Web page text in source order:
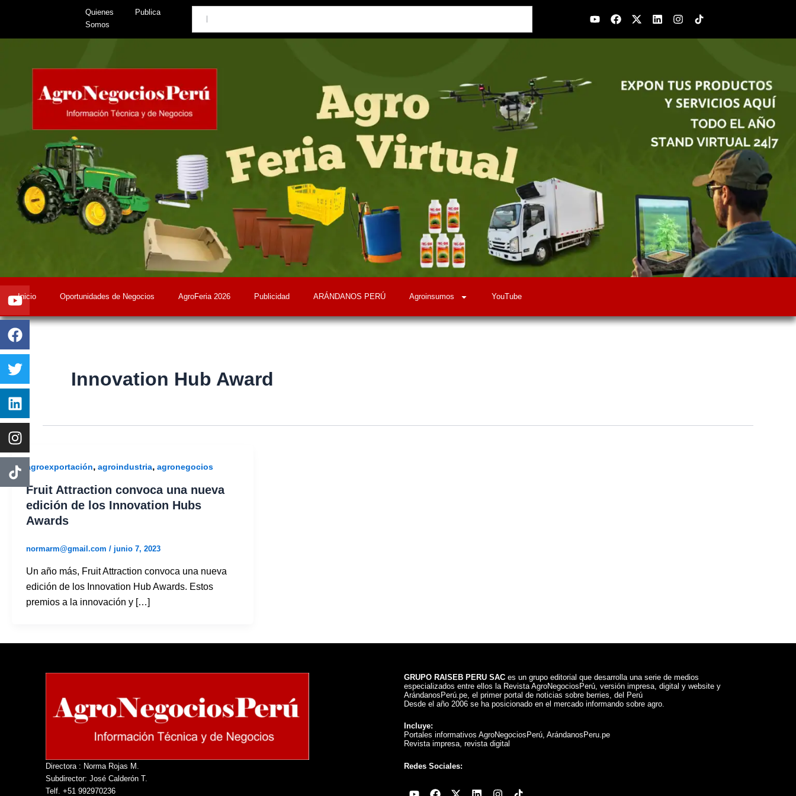
content
Quienes
Somos
Publica YoutubeFacebook
X-
twitter
LinkedinInstagram
Inicio Oportunidades de Negocios AgroFeria 2026 Publicidad ARÁNDANOS PERÚ Agroinsumos YouTube
Innovation Hub Award
agroexportación, agroindustria, agronegocios
Fruit Attraction convoca una nueva
edición de los Innovation Hubs
Awards
normarm@gmail.com / junio 7, 2023
Un año más, Fruit Attraction convoca una nueva
edición de los Innovation Hub Awards. Estos
premios a la innovación y […]
Directora : Norma Rojas M.
Subdirector: José Calderón T.
Telf. +51 992970236
GRUPO RAISEB PERU SAC es un grupo editorial que desarrolla una serie de medios
especializados entre ellos la Revista AgroNegociosPerú, versión impresa, digital y website y
ArándanosPerú.pe, el primer portal de noticias sobre berries, del Perú
Desde el año 2006 se ha posicionado en el mercado informando sobre agro.
Incluye:
Portales informativos AgroNegociosPerú, ArándanosPeru.pe
Revista impresa, revista digital
Redes Sociales:
YoutubeFacebook
X-
LinkedinInstagram
Youtube
Facebook
Twitter
Linkedin
Instagram